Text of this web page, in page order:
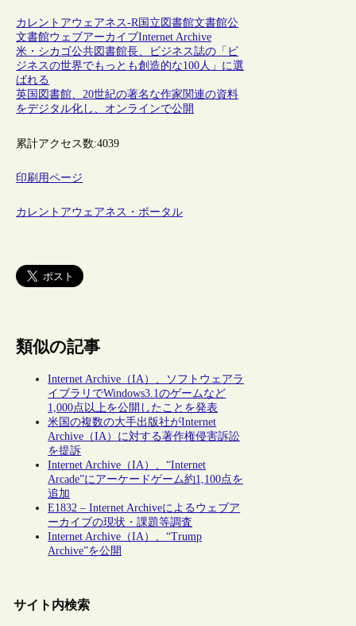
カレントアウェアネス-R国立図書館文書館公
文書館ウェブアーカイブInternet Archive
米・シカゴ公共図書館長、ビジネス誌の「ビ
ジネスの世界でもっとも創造的な100人」に選
ばれる
英国図書館、20世紀の著名な作家関連の資料
をデジタル化し、オンラインで公開
累計アクセス数:4039
印刷用ページ
カレントアウェアネス・ポータル
類似の記事
Internet Archive（IA）、ソフトウェアラ
イブラリでWindows3.1のゲームなど
1,000点以上を公開したことを発表
米国の複数の大手出版社がInternet
Archive（IA）に対する著作権侵害訴訟
を提訴
Internet Archive（IA）、“Internet
Arcade”にアーケードゲーム約1,100点を
追加
E1832 – Internet Archiveによるウェブア
ーカイブの現状・課題等調査
Internet Archive（IA）、“Trump
Archive”を公開
サイト内検索